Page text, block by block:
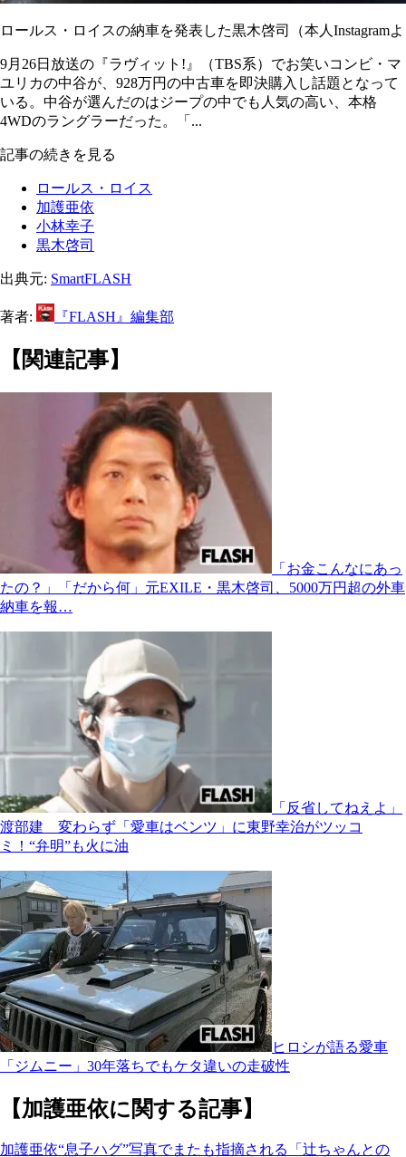
ロールス・ロイスの納車を発表した黒木啓司（本人Instagram
9月26日放送の『ラヴィット!』（TBS系）でお笑いコンビ・マ
ユリカの中谷が、928万円の中古車を即決購入し話題となって
いる。中谷が選んだのはジープの中でも人気の高い、本格
4WDのラングラーだった。「...
記事の続きを見る
ロールス・ロイス
加護亜依
小林幸子
黒木啓司
出典元: SmartFLASH
著者: 『FLASH』編集部
【関連記事】
「お金こんなにあっ
たの？」「だから何」元EXILE・黒木啓司、5000万円超の外車
納車を報…
「反省してねえよ」
渡部建 変わらず「愛車はベンツ」に東野幸治がツッコ
ミ！“弁明”も火に油
ヒロシが語る愛車
「ジムニー」30年落ちでもケタ違いの走破性
【加護亜依に関する記事】
加護亜依“息子ハグ”写真でまたも指摘される「辻ちゃんとの